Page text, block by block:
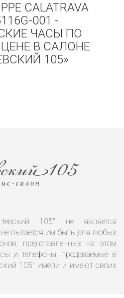
CALATRAVA
001 -
ЧАСЫ ПО
В САЛОНЕ
105»
105" не является
пытается им быть для любых
представленных на этом
и телефоны, продаваемые в
105" имели и имеют своих